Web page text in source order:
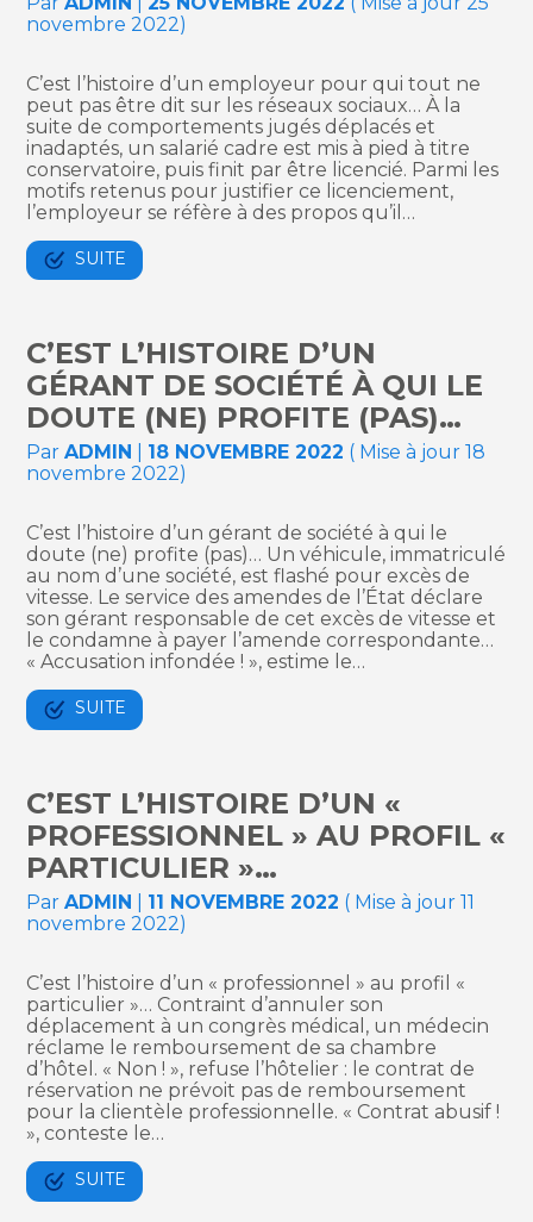
novembre 2022)
C’est l’histoire d’un employeur pour qui tout ne
peut pas être dit sur les réseaux sociaux… À la
suite de comportements jugés déplacés et
inadaptés, un salarié cadre est mis à pied à titre
conservatoire, puis finit par être licencié. Parmi les
motifs retenus pour justifier ce licenciement,
l’employeur se réfère à des propos qu’il…
SUITE
C’EST L’HISTOIRE D’UN
GÉRANT DE SOCIÉTÉ À QUI LE
DOUTE (NE) PROFITE (PAS)…
ParADMIN 18 NOVEMBRE 2022 ( Mise à jour 18
novembre 2022)
C’est l’histoire d’un gérant de société à qui le
doute (ne) profite (pas)… Un véhicule, immatriculé
au nom d’une société, est flashé pour excès de
vitesse. Le service des amendes de l’État déclare
son gérant responsable de cet excès de vitesse et
le condamne à payer l’amende correspondante…
« Accusation infondée ! », estime le…
SUITE
C’EST L’HISTOIRE D’UN «
PROFESSIONNEL » AU PROFIL «
PARTICULIER »…
ParADMIN 11 NOVEMBRE 2022 ( Mise à jour 11
novembre 2022)
C’est l’histoire d’un « professionnel » au profil «
particulier »… Contraint d’annuler son
déplacement à un congrès médical, un médecin
réclame le remboursement de sa chambre
d’hôtel. « Non ! », refuse l’hôtelier : le contrat de
réservation ne prévoit pas de remboursement
pour la clientèle professionnelle. « Contrat abusif !
», conteste le…
SUITE